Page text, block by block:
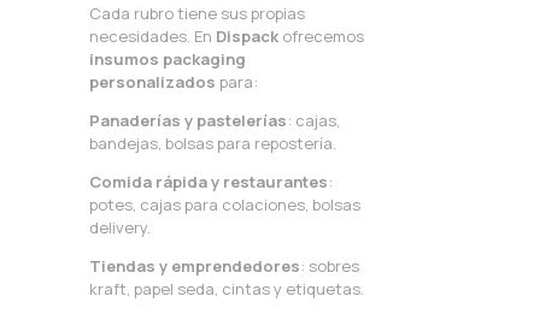
Cada rubro tiene sus propias
necesidades. En Dispack ofrecemos
insumos packaging
personalizados para:
Panaderías y pastelerías: cajas,
bandejas, bolsas para repostería.
Comida rápida y restaurantes:
potes, cajas para colaciones, bolsas
delivery.
Tiendas y emprendedores: sobres
kraft, papel seda, cintas y etiquetas.